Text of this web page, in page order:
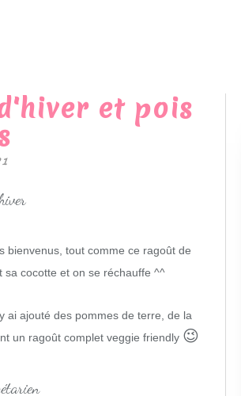
et pois
bienvenus, tout comme ce ragoût de
sa cocotte et on se réchauffe ^^
ai ajouté des pommes de terre, de la
un ragoût complet veggie friendly 😉